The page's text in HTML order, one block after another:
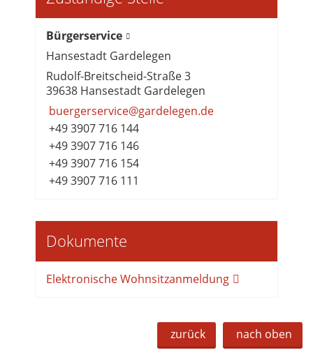
Bürgerservice
Hansestadt Gardelegen
Rudolf-Breitscheid-Straße 3
39638 Hansestadt Gardelegen
buergerservice@gardelegen.de
+49 3907 716 144
+49 3907 716 146
+49 3907 716 154
+49 3907 716 111
Dokumente
Elektronische Wohnsitzanmeldung
zurück nach oben